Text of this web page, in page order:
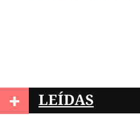
+ LEÍDAS